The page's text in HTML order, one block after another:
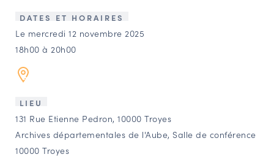
CONTACT
Agenda
Annuaire
Ressources
DATES ET HORAIRES
Le mercredi 12 novembre 2025
18h00 à 20h00
LIEU
131 Rue Etienne Pedron, 10000 Troyes
Archives départementales de l'Aube, Salle de conférence
10000 Troyes